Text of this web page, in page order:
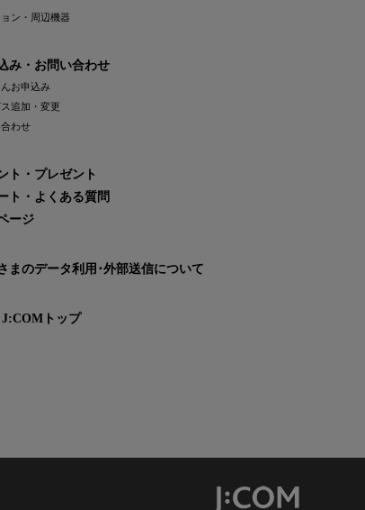
ン・周辺機器
み・お問い合わせ
お申込み
追加・変更
わせ
ト・プレゼント
ト・よくある質問
ージ
まのデータ利用･外部送信について
トップ